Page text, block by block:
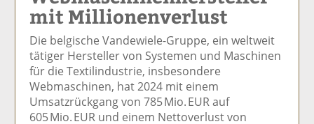
el
a
uf
F
ac
e
b
o
wi
tt
uf
Li
di
er
E
ru
ck
mit Millionenverlust
Die belgische Vandewiele-Gruppe, ein weltweit
tätiger Hersteller von Systemen und Maschinen
für die Textilindustrie, insbesondere
Webmaschinen, hat 2024 mit einem
Umsatzrückgang von 785 Mio. EUR auf
605 Mio. EUR und einem Nettoverlust von